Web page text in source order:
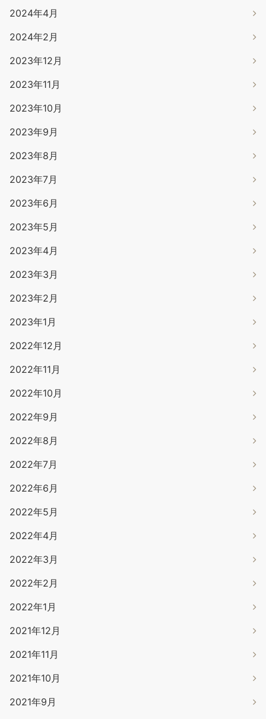
2024年4月
2024年2月
2023年12月
2023年11月
2023年10月
2023年9月
2023年8月
2023年7月
2023年6月
2023年5月
2023年4月
2023年3月
2023年2月
2023年1月
2022年12月
2022年11月
2022年10月
2022年9月
2022年8月
2022年7月
2022年6月
2022年5月
2022年4月
2022年3月
2022年2月
2022年1月
2021年12月
2021年11月
2021年10月
2021年9月